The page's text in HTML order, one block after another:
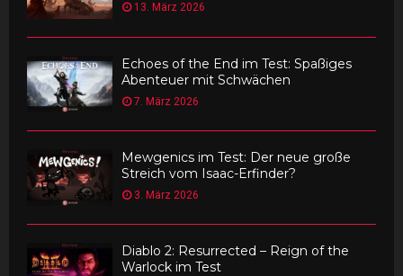
13. März 2026
Echoes of the End im Test: Spaßiges
Abenteuer mit Schwächen
7. März 2026
Mewgenics im Test: Der neue große
Streich vom Isaac-Erfinder?
3. März 2026
Diablo 2: Resurrected – Reign of the
Warlock im Test